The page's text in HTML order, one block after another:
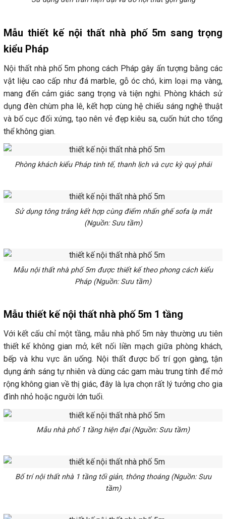
Mẫu thiết kế nội thất nhà phố 5m sang trọng
kiểu Pháp
Nội thất nhà phố 5m phong cách Pháp gây ấn tượng bằng các
vật liệu cao cấp như đá marble, gỗ óc chó, kim loại mạ vàng,
mang đến cảm giác sang trọng và tiện nghi. Phòng khách sử
dụng đèn chùm pha lê, kết hợp cùng hệ chiếu sáng nghệ thuật
và bố cục đối xứng, tạo nên vẻ đẹp kiêu sa, cuốn hút cho tổng
thể không gian.
Phòng khách kiểu Pháp tinh tế, thanh lịch và cực kỳ quý phái
Sử dụng tông trắng kết hợp cùng điểm nhấn ghế sofa lạ mắt
(Nguồn: Sưu tầm)
Mẫu nội thất nhà phố 5m được thiết kế theo phong cách kiểu
Pháp (Nguồn: Sưu tầm)
Mẫu thiết kế nội thất nhà phố 5m 1 tầng
Với kết cấu chỉ một tầng, mẫu nhà phố 5m này thường ưu tiên
thiết kế không gian mở, kết nối liền mạch giữa phòng khách,
bếp và khu vực ăn uống. Nội thất được bố trí gọn gàng, tận
dụng ánh sáng tự nhiên và dùng các gam màu trung tính để mở
rộng không gian về thị giác, đây là lựa chọn rất lý tưởng cho gia
đình nhỏ hoặc người lớn tuổi.
Mẫu nhà phố 1 tầng hiện đại (Nguồn: Sưu tầm)
Bố trí nội thất nhà 1 tầng tối giản, thông thoáng (Nguồn: Sưu
tầm)